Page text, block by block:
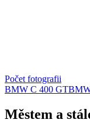
Počet fotografii
BMW C 400 GT
Městem a